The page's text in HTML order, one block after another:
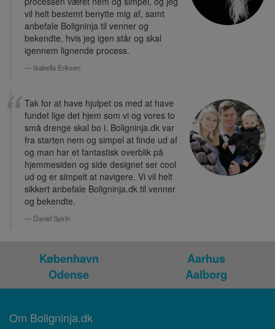
vil helt bestemt benytte mig af, samt
anbefale Boligninja til venner og
bekendte, hvis jeg igen står og skal
igennem lignende process.
Isabella Eriksen
Tak for at have hjulpet os med at have
fundet lige det hjem som vi og vores to
små drenge skal bo i. Boligninja.dk var
fra starten nem og simpel at finde ud af
og man har et fantastisk overblik på
hjemmesiden og side designet ser cool
ud og er simpelt at navigere. Vi vil helt
sikkert anbefale Boligninja.dk til venner
og bekendte.
Daniel Spirin
København
Aarhus
Odense
Aalborg
Om Boligninja.dk